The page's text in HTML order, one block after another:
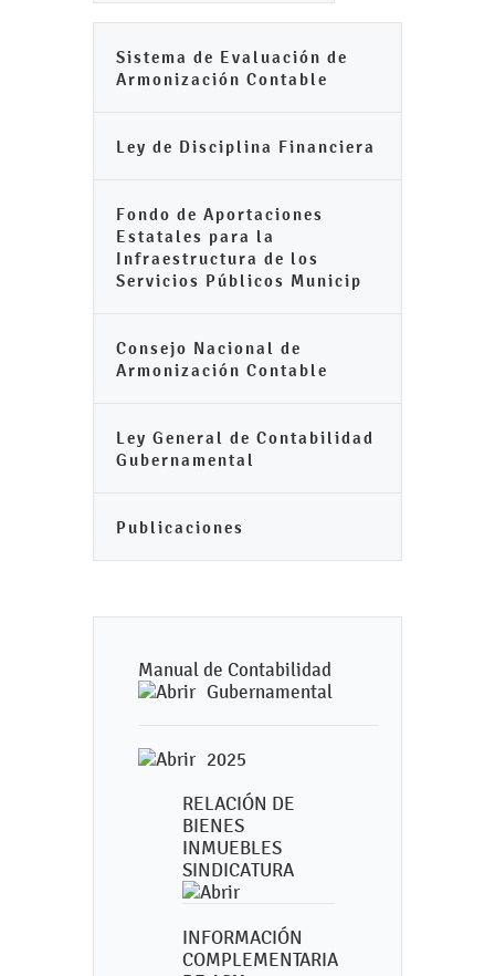
Sistema de Evaluación de
Armonización Contable
Ley de Disciplina Financiera
Fondo de Aportaciones
Estatales para la
Infraestructura de los
Servicios Públicos Municip
Consejo Nacional de
Armonización Contable
Ley General de Contabilidad
Gubernamental
Publicaciones
Manual de Contabilidad
Gubernamental
2025
RELACIÓN DE
BIENES
INMUEBLES
SINDICATURA
INFORMACIÓN
COMPLEMENTARIA